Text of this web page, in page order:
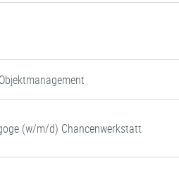
(w/m/d) Chancenwerkstatt